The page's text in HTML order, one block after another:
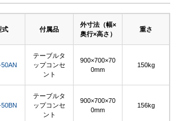
式 付属品
外寸法（幅×
奥行×高さ）
重さ
テーブルタ
ップコンセ
ント
900×700×70
0mm
150kg
テーブルタ
ップコンセ
ント
900×700×70
0mm
156kg